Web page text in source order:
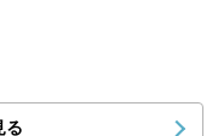
る